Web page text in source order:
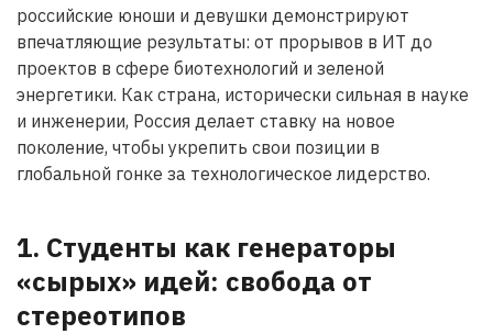
российские юноши и девушки демонстрируют
впечатляющие результаты: от прорывов в ИT до
проектов в сфере биотехнологий и зеленой
энергетики. Как страна, исторически сильная в науке
и инженерии, Россия делает ставку на новое
поколение, чтобы укрепить свои позиции в
глобальной гонке за технологическое лидерство.
1. Студенты как генераторы
«сырых» идей: свобода от
стереотипов